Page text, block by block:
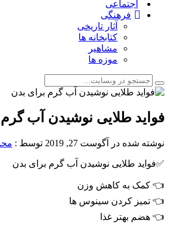
اجتماعی
فرهنگی
آثار تاریخی
کتابخانه ها
مشاهیر
موزه ها
فواید طلایی نوشیدن آب
نوشته شده در آگوست 27, 2019 توسط :
✅فواید طلایی نوشیدن آب گرم برای بدن
👈 کمک به کاهش وزن
👈 تمیز کردن سینوس ها
👈 هضم بهتر غذا